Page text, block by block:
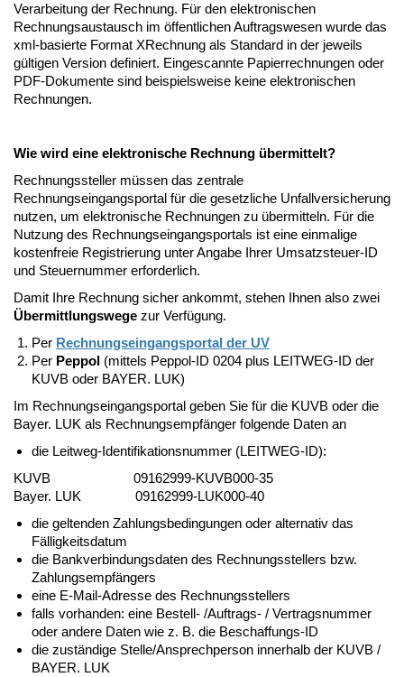
Verarbeitung der Rechnung. Für den elektronischen
Rechnungsaustausch im öffentlichen Auftragswesen wurde das
xml-basierte Format XRechnung als Standard in der jeweils
gültigen Version definiert. Eingescannte Papierrechnungen oder
PDF-Dokumente sind beispielsweise keine elektronischen
Rechnungen.
Wie wird eine elektronische Rechnung übermittelt?
Rechnungssteller müssen das zentrale
Rechnungseingangsportal für die gesetzliche Unfallversicherung
nutzen, um elektronische Rechnungen zu übermitteln. Für die
Nutzung des Rechnungseingangsportals ist eine einmalige
kostenfreie Registrierung unter Angabe Ihrer Umsatzsteuer-ID
und Steuernummer erforderlich.
Damit Ihre Rechnung sicher ankommt, stehen Ihnen also zwei
Übermittlungswege zur Verfügung.
Per Rechnungseingangsportal der UV
Per Peppol (mittels Peppol-ID 0204 plus LEITWEG-ID der
KUVB oder BAYER. LUK)
Im Rechnungseingangsportal geben Sie für die KUVB oder die
Bayer. LUK als Rechnungsempfänger folgende Daten an
die Leitweg-Identifikationsnummer (LEITWEG-ID):
KUVB 09162999-KUVB000-35
Bayer. LUK 09162999-LUK000-40
die geltenden Zahlungsbedingungen oder alternativ das
Fälligkeitsdatum
die Bankverbindungsdaten des Rechnungsstellers bzw.
Zahlungsempfängers
eine E-Mail-Adresse des Rechnungsstellers
falls vorhanden: eine Bestell- /Auftrags- / Vertragsnummer
oder andere Daten wie z. B. die Beschaffungs-ID
die zuständige Stelle/Ansprechperson innerhalb der KUVB /
BAYER. LUK